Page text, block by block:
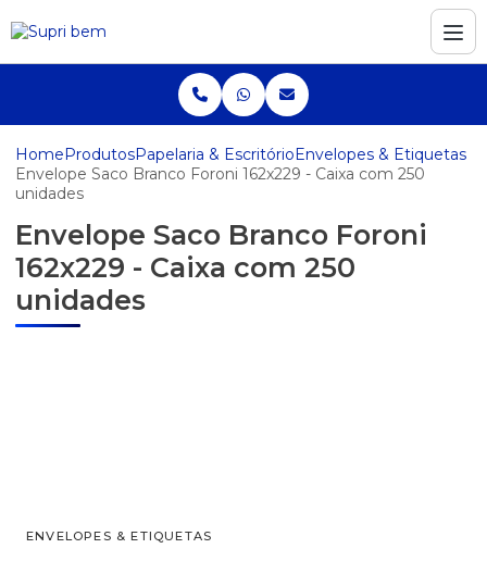
HomeProdutosPapelaria & EscritórioEnvelopes & Etiquetas
Envelope Saco Branco Foroni 162x229 - Caixa com 250
unidades
Envelope Saco Branco Foroni
162x229 - Caixa com 250
unidades
ENVELOPES & ETIQUETAS